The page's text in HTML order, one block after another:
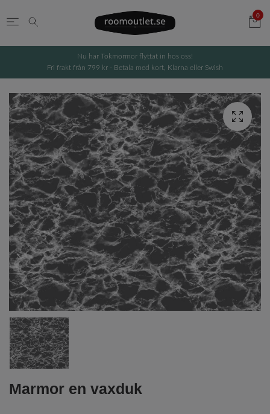
0
Nu har Tokmormor flyttat in hos oss!
Fri frakt från 799 kr - Betala med kort, Klarna eller Swish
Marmor en vaxduk